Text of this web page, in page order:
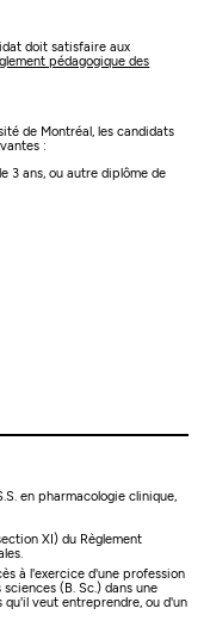
doit satisfaire aux
pédagogique des
de Montréal, les candidats
:
3 ans, ou autre diplôme de
en pharmacologie clinique,
XI) du Règlement
à l'exercice d'une profession
(B. Sc.) dans une
veut entreprendre, ou d'un